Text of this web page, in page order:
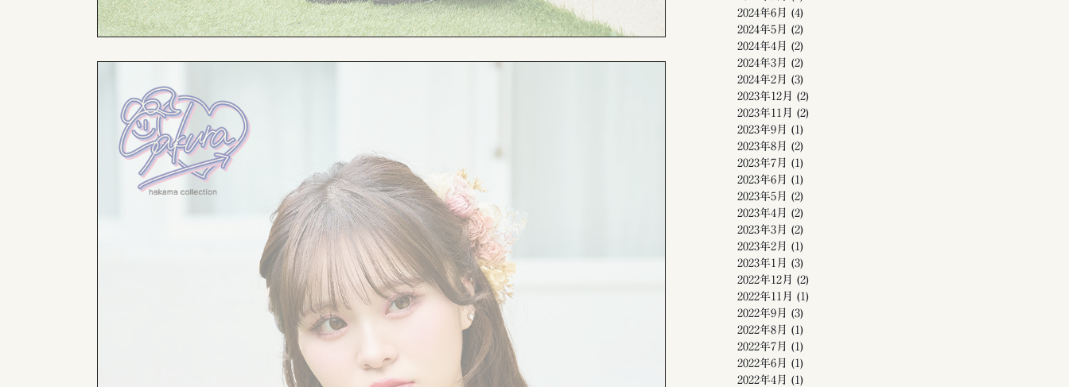
2024年6月 (4)
2024年5月 (2)
2024年4月 (2)
2024年3月 (2)
2024年2月 (3)
2023年12月 (2)
2023年11月 (2)
2023年9月 (1)
2023年8月 (2)
2023年7月 (1)
2023年6月 (1)
2023年5月 (2)
2023年4月 (2)
2023年3月 (2)
2023年2月 (1)
2023年1月 (3)
2022年12月 (2)
2022年11月 (1)
2022年9月 (3)
2022年8月 (1)
2022年7月 (1)
2022年6月 (1)
2022年4月 (1)